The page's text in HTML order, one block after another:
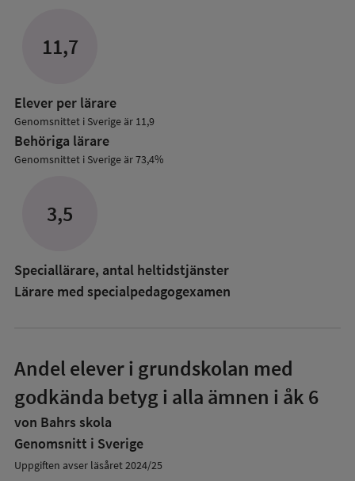
11,7
Elever per lärare
Genomsnittet i Sverige är 11,9
Behöriga lärare
Genomsnittet i Sverige är 73,4%
3,5
Speciallärare, antal heltidstjänster
Lärare med specialpedagog­examen
Andel elever i grundskolan med
godkända betyg i alla ämnen i åk 6
von Bahrs skola
Genomsnitt i Sverige
Uppgiften avser läsåret 2024/25